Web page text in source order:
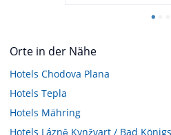
Orte in der Nähe
Hotels Chodova Plana
Hotels Tepla
Hotels Mähring
Hotels Lázně Kynžvart / Bad